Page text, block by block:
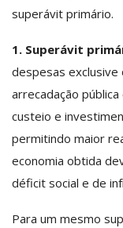
superávit primário.
1. Superávit
despesas
arrecadação
custeio e
permitindo maior
economia obtida
déficit social e de
Para um mesmo